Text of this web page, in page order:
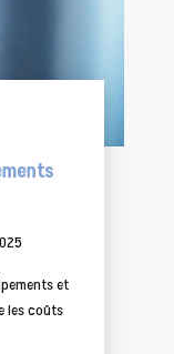
et
les coûts